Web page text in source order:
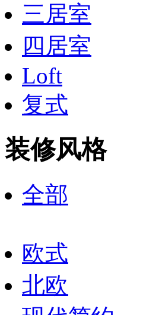
三居室
四居室
Loft
复式
装修风格
全部
欧式
北欧